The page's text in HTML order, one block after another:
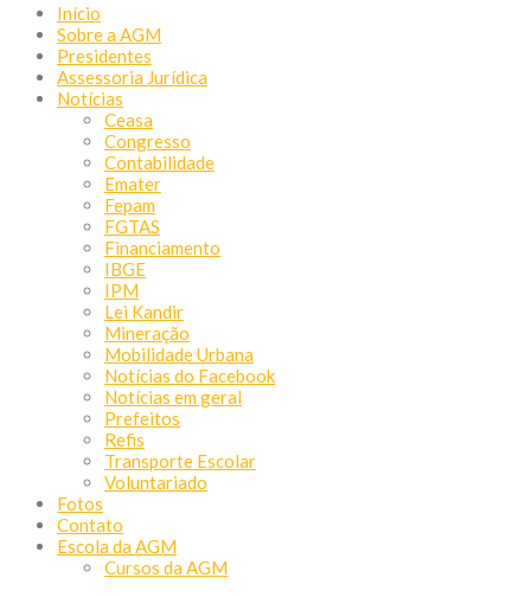
Início
Sobre a AGM
Presidentes
Assessoria Jurídica
Notícias
Ceasa
Congresso
Contabilidade
Emater
Fepam
FGTAS
Financiamento
IBGE
IPM
Lei Kandir
Mineração
Mobilidade Urbana
Notícias do Facebook
Notícias em geral
Prefeitos
Refis
Transporte Escolar
Voluntariado
Fotos
Contato
Escola da AGM
Cursos da AGM